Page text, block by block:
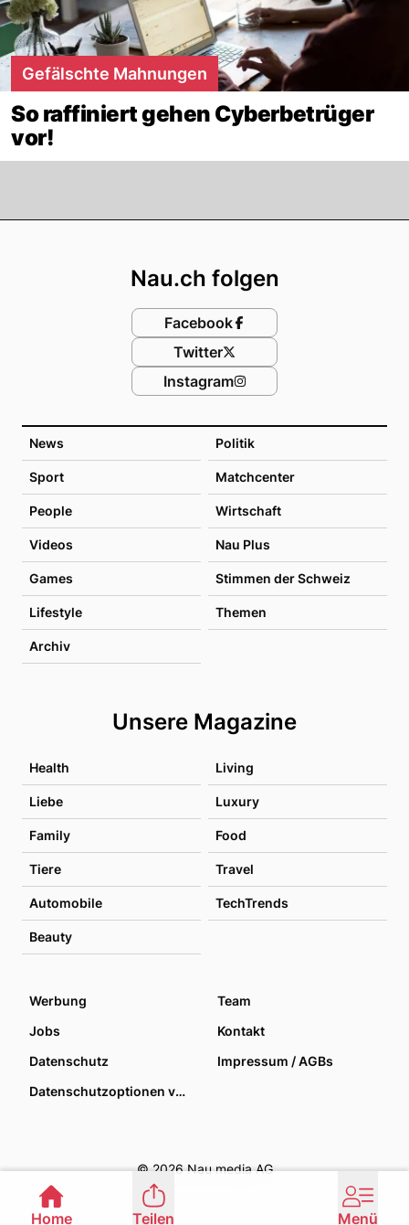
Gefälschte Mahnungen
So raffiniert gehen Cyberbetrüger
vor!
News Politik
Sport Matchcenter
People Wirtschaft
Videos Nau Plus
Games Stimmen der Schweiz
Lifestyle Themen
Archiv
Unsere Magazine
Health Living
Liebe Luxury
Family Food
Tiere Travel
Automobile TechTrends
Beauty
Nau.ch folgen
Facebook
Twitter
Instagram
Werbung
Team
Jobs
Kontakt
Datenschutz
Impressum / AGBs
Datenschutzoptionen verwalten
© 2026 Nau media AG
Home Teilen Menü